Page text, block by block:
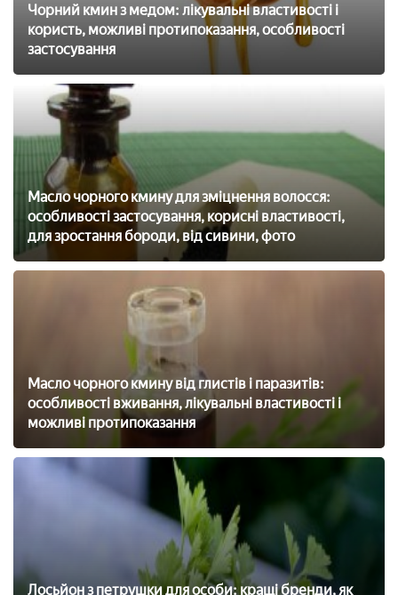
Чорний кмин з медом: лікувальні властивості і
користь, можливі протипоказання, особливості
застосування
Масло чорного кмину для зміцнення волосся:
особливості застосування, корисні властивості,
для зростання бороди, від сивини, фото
Масло чорного кмину від глистів і паразитів:
особливості вживання, лікувальні властивості і
можливі протипоказання
Лосьйон з петрушки для особи: кращі бренди, як